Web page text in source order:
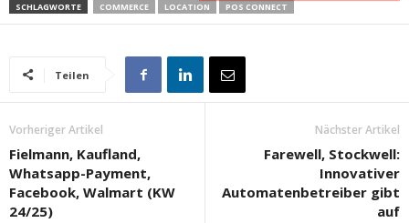
SCHLAGWORTE COMMERCE LOCATION POS CONNECT
Teilen
Vorheriger Artikel
Fielmann, Kaufland,
Whatsapp-Payment,
Facebook, Walmart (KW
24/25)
Nächster Artikel
Farewell, Stockwell:
Innovativer
Automatenbetreiber gibt
auf